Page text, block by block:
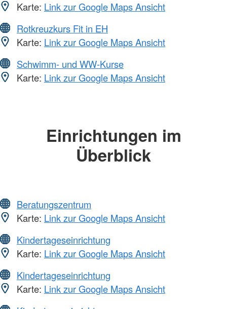
Karte: Link zur Google Maps Ansicht
Rotkreuzkurs Fit in EH
Karte: Link zur Google Maps Ansicht
Schwimm- und WW-Kurse
Karte: Link zur Google Maps Ansicht
Einrichtungen im
Überblick
Beratungszentrum
Karte: Link zur Google Maps Ansicht
Kindertageseinrichtung
Karte: Link zur Google Maps Ansicht
Kindertageseinrichtung
Karte: Link zur Google Maps Ansicht